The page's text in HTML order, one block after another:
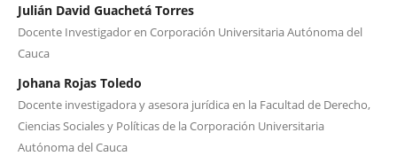
Julián David Guachetá Torres
Docente Investigador en Corporación Universitaria Autónoma del
Cauca
Johana Rojas Toledo
Docente investigadora y asesora jurídica en la Facultad de Derecho,
Ciencias Sociales y Políticas de la Corporación Universitaria
Autónoma del Cauca